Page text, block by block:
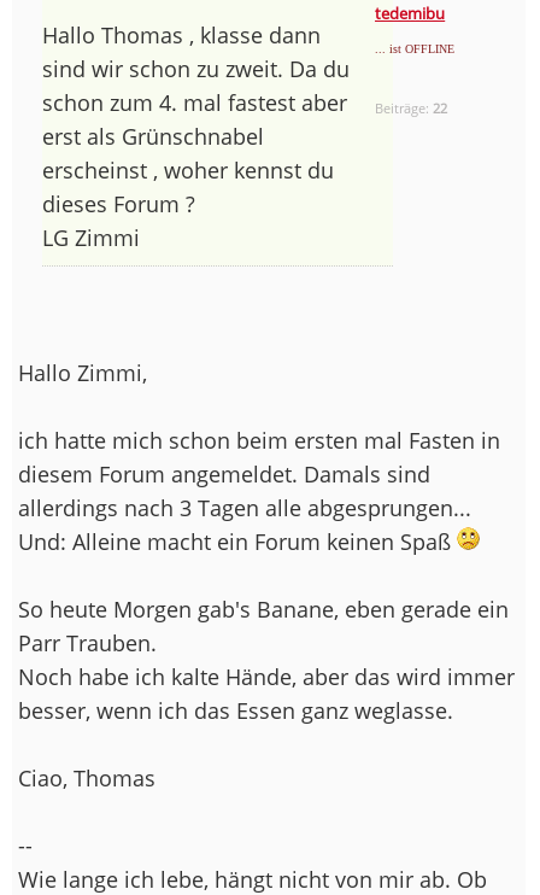
tedemibu
... ist OFFLINE
Beiträge: 22
Hallo Thomas , klasse dann
sind wir schon zu zweit. Da du
schon zum 4. mal fastest aber
erst als Grünschnabel
erscheinst , woher kennst du
dieses Forum ?
LG Zimmi
Hallo Zimmi,
ich hatte mich schon beim ersten mal Fasten in
diesem Forum angemeldet. Damals sind
allerdings nach 3 Tagen alle abgesprungen...
Und: Alleine macht ein Forum keinen Spaß
So heute Morgen gab's Banane, eben gerade ein
Parr Trauben.
Noch habe ich kalte Hände, aber das wird immer
besser, wenn ich das Essen ganz weglasse.
Ciao, Thomas
--
Wie lange ich lebe, hängt nicht von mir ab. Ob